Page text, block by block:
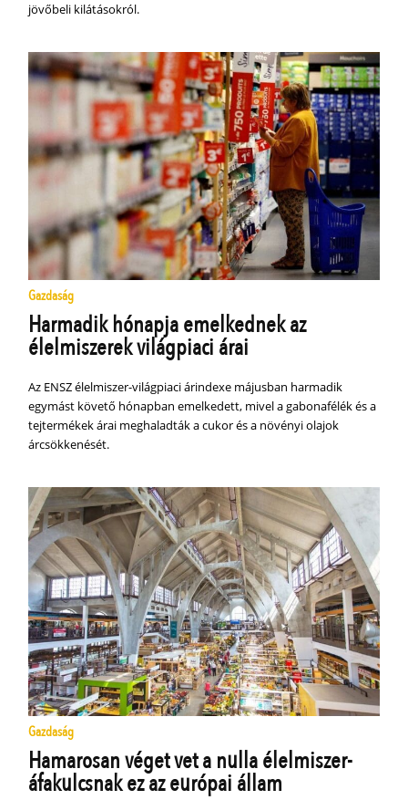
jövőbeli kilátásokról.
Gazdaság
Harmadik hónapja emelkednek az
élelmiszerek világpiaci árai
Az ENSZ élelmiszer-világpiaci árindexe májusban harmadik
egymást követő hónapban emelkedett, mivel a gabonafélék és a
tejtermékek árai meghaladták a cukor és a növényi olajok
árcsökkenését.
Gazdaság
Hamarosan véget vet a nulla élelmiszer-
áfakulcsnak ez az európai állam